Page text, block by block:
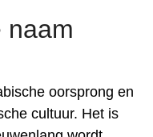
naam
oorsprong en
cultuur. Het is